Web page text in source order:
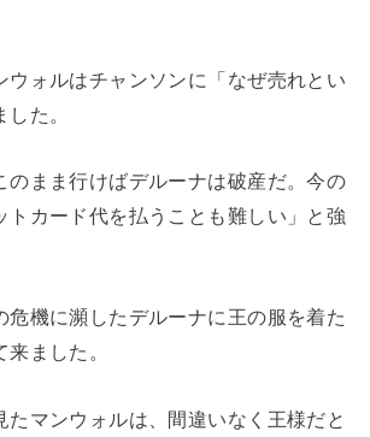
ウォルはチャンソンに「なぜ売れとい
た。
のまま行けばデルーナは破産だ。今の
トカード代を払うことも難しい」と強
危機に瀕したデルーナに王の服を着た
ました。
たマンウォルは、間違いなく王様だと